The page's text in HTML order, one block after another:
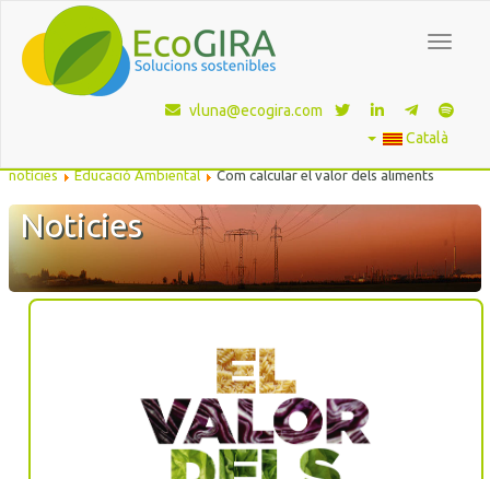
Toggle
vluna@ecogira.com
Català
notícies
Educació Ambiental Com calcular el valor dels aliments
Noticies